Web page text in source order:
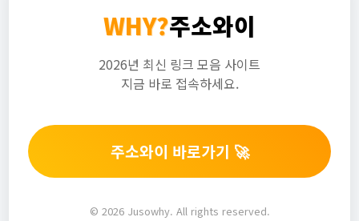
WHY?주소와이
2026년 최신 링크 모음 사이트
지금 바로 접속하세요.
주소와이 바로가기 🚀
© 2026 Jusowhy. All rights reserved.